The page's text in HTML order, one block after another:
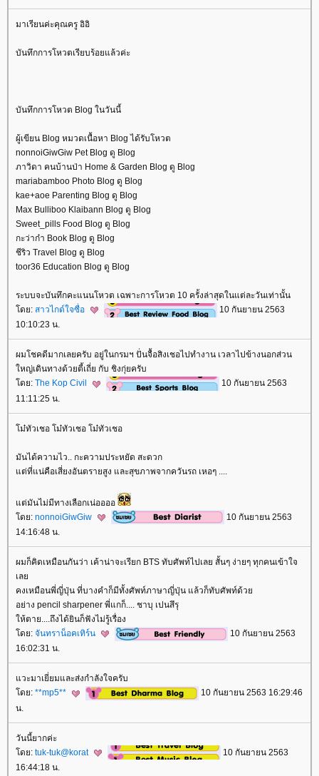
มาเรียนค่ะคุณครู อิอิ
บันทึกการโหวตเรียบร้อยแล้วค่ะ
บันทึกการโหวต Blog ในวันนี้
ผู้เขียน Blog หมวดเนื้อหา Blog ได้รับโหวต
nonnoiGiwGiw Pet Blog ดู Blog
ภาวิดา คนบ้านป่า Home & Garden Blog ดู Blog
mariabamboo Photo Blog ดู Blog
kae+aoe Parenting Blog ดู Blog
Max Bulliboo Klaibann Blog ดู Blog
Sweet_pills Food Blog ดู Blog
กะว่าก๋า Book Blog ดู Blog
ชีริว Travel Blog ดู Blog
toor36 Education Blog ดู Blog
ระบบจะบันทึกคะแนนโหวต เฉพาะการโหวต 10 ครั้งล่าสุดในแต่ละวันเท่านั้น
ดย: สาวไกด์ใจซื่อ
10 กันยายน 2563
10:10:23 น.
ผมโชคดีมากเลยครับ อยู่ในกรมฯ ปั่นจื้อสิงเชอไปทำงาน เวลาไปข้างนอกส่วน
หญ่เดินทางด้วยตี้เถี่ย กับ ชิงกุ่ยครับ
ดย: The Kop Civil
10 กันยายน 2563
11:11:25 น.
ม๋ทัวเชอ โม๋ทัวเชอ โม๋ทัวเชอ
มันได้ความไว.. กะความประหยัด สะดวก
ต่ที่แน่คือเสี่ยงอันตรายสูง และสุขภาพจากควันรถ เหอๆ ....
ต่มันไม่มีทางเลือกเน่ออออ
ดย: nonnoiGiwGiw
10 กันยายน 2563
14:16:48 น.
ผมก็คิดเหมือนกันว่า เค้าน่าจะเรียก BTS ทับศัพท์ไปเลย สั้นๆ ง่ายๆ ทุกคนเข้าใจ
เล
คงเหมือนพี่ญี่ปุ่น ที่บางคำก็มีทั้งศัพท์ภาษาญี่ปุ่น แล้วก็ทับศัพท์ด้ว
อย่าง pencil sharpener พี่แกก็.... ชาบุ เปนสึรุ
ห้ตาย....ถึงได้ยินก็ฟังไม่รู้เรื่อง
ดย: จันทราน็อคเทิร์น
10 กันยายน 2563
16:02:31 น.
วะมาเยี่ยมและส่งกำลังใจครับ
ดย: **mp5**
10 กันยายน 2563 16:29:46
น.
วันนี้ยากค่ะ
ดย: tuk-tuk@korat
10 กันยายน 2563
16:44:18 น.